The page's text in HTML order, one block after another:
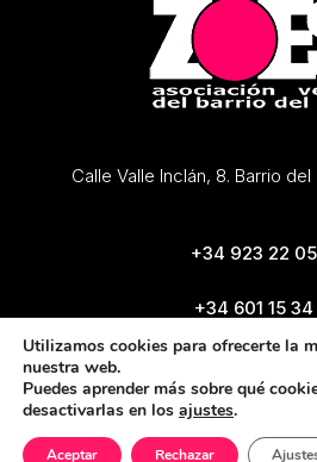
Calle Valle Inclán, 8. Barrio
+34 923 22
+34 601 15 34
Utilizamos cookies para ofrecerte la
nuestra web.
Puedes aprender más sobre qué
desactivarlas en los ajustes.
Aceptar Rechazar